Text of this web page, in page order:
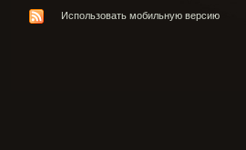
Использовать мобильную версию